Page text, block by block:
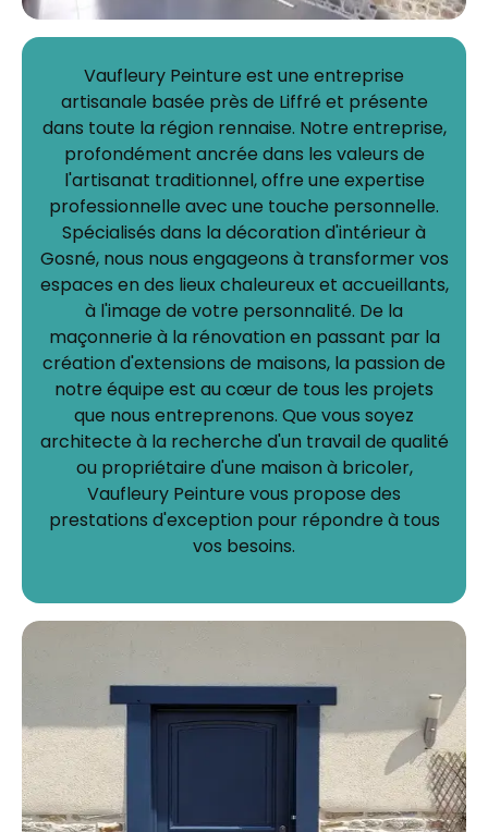
Vaufleury Peinture est une entreprise
artisanale basée près de Liffré et présente
dans toute la région rennaise. Notre entreprise,
profondément ancrée dans les valeurs de
l'artisanat traditionnel, offre une expertise
professionnelle avec une touche personnelle.
Spécialisés dans la décoration d'intérieur à
Gosné, nous nous engageons à transformer vos
espaces en des lieux chaleureux et accueillants,
à l'image de votre personnalité. De la
maçonnerie à la rénovation en passant par la
création d'extensions de maisons, la passion de
notre équipe est au cœur de tous les projets
que nous entreprenons. Que vous soyez
architecte à la recherche d'un travail de qualité
ou propriétaire d'une maison à bricoler,
Vaufleury Peinture vous propose des
prestations d'exception pour répondre à tous
vos besoins.